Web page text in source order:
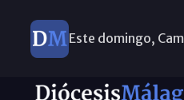
Este domingo,